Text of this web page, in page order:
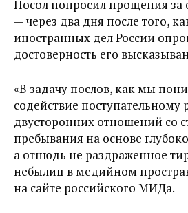
Посол попросил прощения за
— через два дня после того,
иностранных дел России
достоверность его
«В задачу послов, как мы
содействие поступательному
двусторонних отношений со
пребывания на основе
а отнюдь не раздраженное
небылиц в медийном
на сайте российского МИДа.